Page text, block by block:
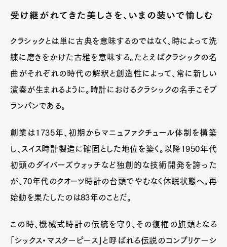
受け継がれてきた美しさを、いまの装いで愉しむ
クラシックとは単に古典を意味するのではなく、時によって洗
練に磨きをかけた古雅を意味する。たとえばクラシックの名
曲がそれぞれの時代の解釈と創造性によって、常に新しい
演奏が生まれるように。時計におけるクラシックの名手こそブ
ランパンである。
創業は1735年、初期からマニュファクチュール体制を構築
し、スイス時計製造に確固とした地位を築く。以降1950年代
初頭のダイバーズウォッチなど独創的な技術開発を誇った
が、70年代のクオーツ時計の台頭でやむなく休眠状態へ。再
始動を果たしたのは83年のことだ。
この時、機械式時計の伝統を守り、その復権の旗頭となる
「シックス・マスターピース」と呼ばれる伝説のコンプリケーシ